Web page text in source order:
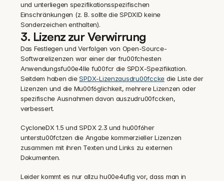
und unterliegen spezifikationsspezifischen
Einschränkungen (z. B. sollte die SPDXID keine
Sonderzeichen enthalten).
3. Lizenz zur Verwirrung
Das Festlegen und Verfolgen von Open-Source-
Softwarelizenzen war einer der fru00fchesten
Anwendungsfu00e4lle fu00fcr die SPDX-Spezifikation.
Seitdem haben die SPDX-Lizenzausdru00fccke die Liste der
Lizenzen und die Mu00f6glichkeit, mehrere Lizenzen oder
spezifische Ausnahmen davon auszudru00fccken,
verbessert.
CycloneDX 1.5 und SPDX 2.3 und hu00f6her
unterstu00fctzen die Angabe kommerzieller Lizenzen
zusammen mit ihren Texten und Links zu externen
Dokumenten.
Leider kommt es nur allzu hu00e4ufig vor, dass man in